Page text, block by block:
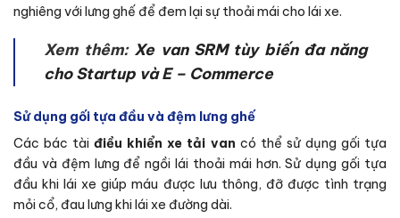
nghiêng với lưng ghế để đem lại sự thoải mái cho lái xe.
Xem thêm: Xe van SRM tùy biến đa năng
cho Startup và E – Commerce
Sử dụng gối tựa đầu và đệm lưng ghế
Các bác tàiđiều khiển xe tải van có thể sử dụng gối tựa
đầu và đệm lưng để ngồi lái thoải mái hơn. Sử dụng gối tựa
đầu khi lái xe giúp máu được lưu thông, đỡ được tình trạng
mỏi cổ, đau lưng khi lái xe đường dài.